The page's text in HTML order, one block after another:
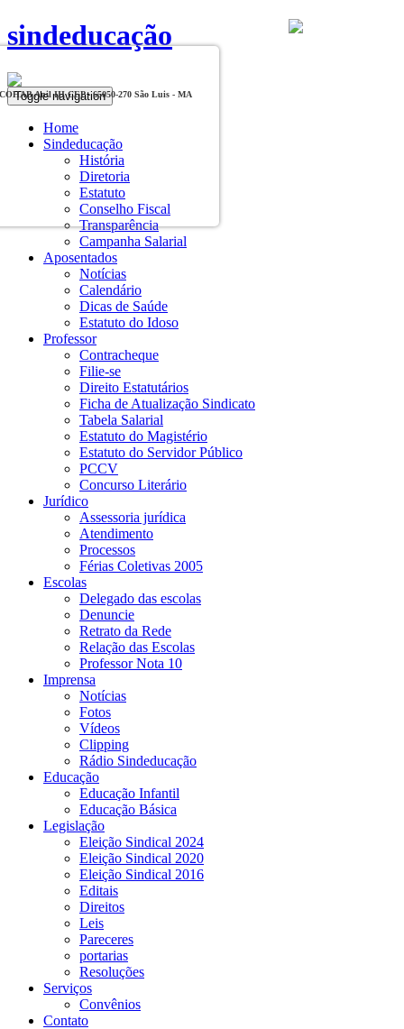
sindeducação
Toggle navigation
Home
Sindeducação
História
Diretoria
Estatuto
Conselho Fiscal
Transparência
Campanha Salarial
Aposentados
Notícias
Calendário
Dicas de Saúde
Estatuto do Idoso
Professor
Contracheque
Filie-se
Direito Estatutários
Ficha de Atualização Sindicato
Tabela Salarial
Estatuto do Magistério
Estatuto do Servidor Público
PCCV
Concurso Literário
Jurídico
Assessoria jurídica
Atendimento
Processos
Férias Coletivas 2005
Escolas
Delegado das escolas
Denuncie
Retrato da Rede
Relação das Escolas
Professor Nota 10
Imprensa
Notícias
Fotos
Vídeos
Clipping
Rádio Sindeducação
Educação
Educação Infantil
Educação Básica
Legislação
Eleição Sindical 2024
Eleição Sindical 2020
Eleição Sindical 2016
Editais
Direitos
Leis
Pareceres
portarias
Resoluções
Serviços
Convênios
Contato
COHAB Anil III CEP - 65050-270 São Luis - MA